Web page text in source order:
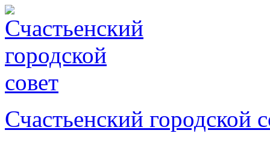
Счастьенский городской